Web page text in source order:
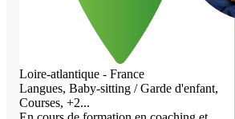
Loire-atlantique - France
Langues, Baby-sitting / Garde d'enfant,
Courses, +2...